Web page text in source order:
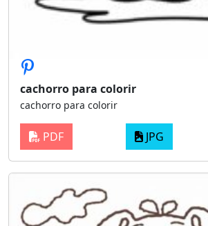
cachorro para colorir
cachorro para colorir
PDF JPG